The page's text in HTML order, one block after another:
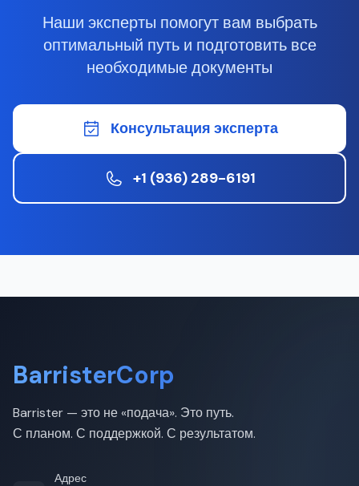
Наши эксперты помогут вам выбрать
оптимальный путь и подготовить все
необходимые документы
Консультация эксперта
+1 (936) 289-6191
BarristerCorp
Barrister — это не «подача». Это путь.
С планом. С поддержкой. С результатом.
Адрес